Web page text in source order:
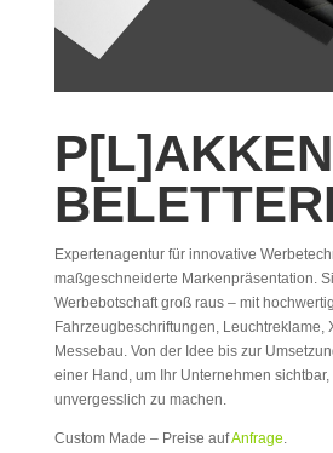
Expertenagentur für innovative
maßgeschneiderte Markenpräsentation.
Werbebotschaft groß raus – mit
Fahrzeugbeschriftungen, Leuchtreklame,
Messebau. Von der Idee bis zur
einer Hand, um Ihr Unternehmen
unvergesslich zu machen.
Custom Made – Preise aufAnfrage.